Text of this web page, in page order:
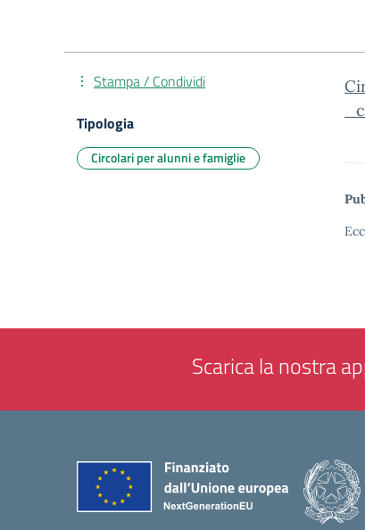
Stampa / Condividi
Tipologia
Circolari per alunni e famiglie
Scarica la nostra